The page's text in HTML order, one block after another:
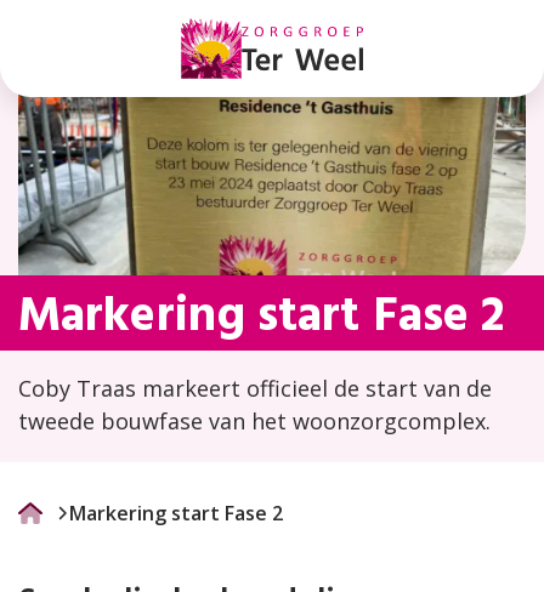
Markering start Fase 2
Coby Traas markeert officieel de start van de
tweede bouwfase van het woonzorgcomplex.
Markering
start
Fase
2
Markering start Fase 2